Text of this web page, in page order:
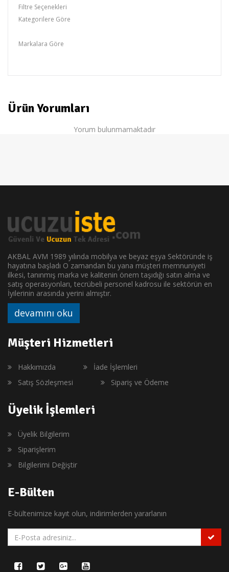
Filtre Seçenekleri
Kategorilere Göre
Markalara Göre
Ürün Yorumları
Yorum bulunmamaktadır
AKBAL AVM 1989 yılında mobilya ve beyaz eşya Sektöründe iş
hayatına başladı O zamandan bu yana müşteri memnuniyeti
ilkesi, tanınmış marka ve kalitenin önem taşıdığı satın alma ve
satış operasyonları, tecrübeli personel kadrosu ile sektörün en
İyilerinin arasında yerini almıştır.
devamını oku
Müşteri Hizmetleri
Hakkımızda
İade İşlemleri
Satış Sözleşmesi
Sipariş ve Ödeme
Üyelik İşlemleri
Üyelik Bilgilerim
Siparişlerim
Bilgilerimi Değiştir
E-Bülten
E-bültenimize kayıt olun, indirimlerden yararlanın